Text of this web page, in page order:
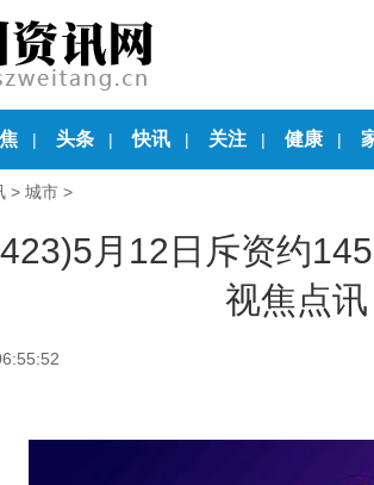
| 头条 | 快讯 | 关注 | 健康 |
> 城市 >
月12日斥资约
视焦点讯